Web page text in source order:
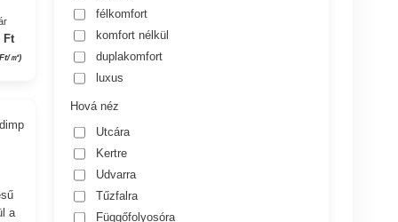
Ft
㎡)
a
félkomfort
komfort nélkül
duplakomfort
luxus
Hová néz
Utcára
Kertre
Udvarra
Tűzfalra
Függőfolyosóra